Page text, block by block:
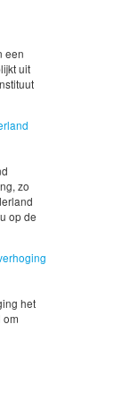
een
uit
zo
op de
het
om